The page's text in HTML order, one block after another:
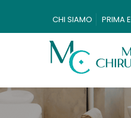
CHI SIAMO PRIMA